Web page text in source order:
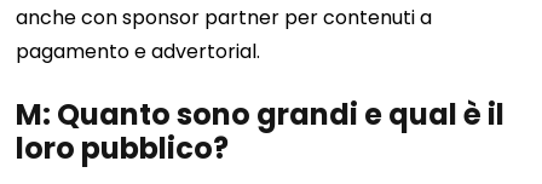
anche con sponsor partner per contenuti a
pagamento e advertorial.
M: Quanto sono grandi e qual è il
loro pubblico?